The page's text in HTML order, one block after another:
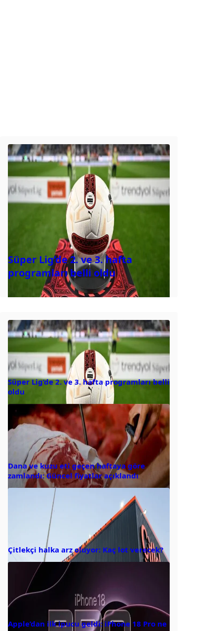
Süper Lig’de 2. ve 3. hafta
programları belli oldu
Süper Lig’de 2. ve 3. hafta programları belli
oldu
Dana ve kuzu eti geçen haftaya göre
zamlandı: Güncel fiyatlar açıklandı
Çitlekçi halka arz oluyor: Kaç lot verecek?
Apple’dan ilk ipucu geldi: iPhone 18 Pro ne